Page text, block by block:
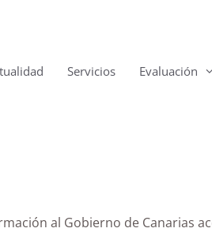
Servicios Evaluación
al Gobierno de Canarias